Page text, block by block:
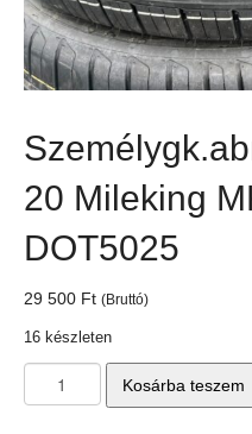
20 Mileking
DOT5025
29 500 Ft (Bruttó)
16 készleten
255/50-
Kosárba teszem